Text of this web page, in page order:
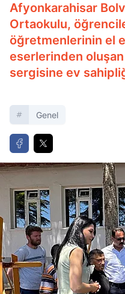
Afyonkarahisar
Ortaokulu,
öğretmenlerinin el
eserlerinden
sergisine ev
Genel